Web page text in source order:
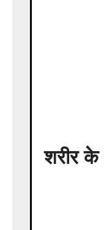
शरीर के